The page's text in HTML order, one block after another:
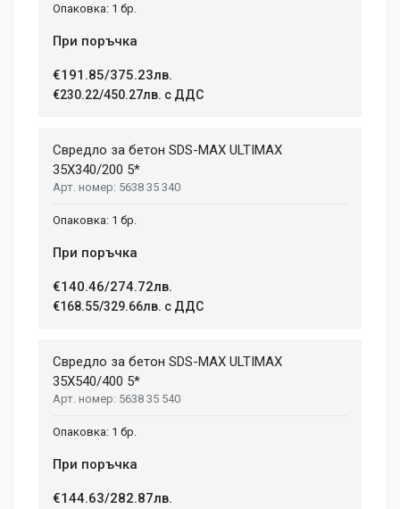
1 бр.
При поръчка
€191.85/375.23лв.
€230.22/450.27лв. с ДДС
Свредло за бетон SDS-MAX ULTIMAX
35X340/200 5*
5638 35 340
1 бр.
При поръчка
€140.46/274.72лв.
€168.55/329.66лв. с ДДС
Свредло за бетон SDS-MAX ULTIMAX
35X540/400 5*
5638 35 540
1 бр.
При поръчка
€144.63/282.87лв.